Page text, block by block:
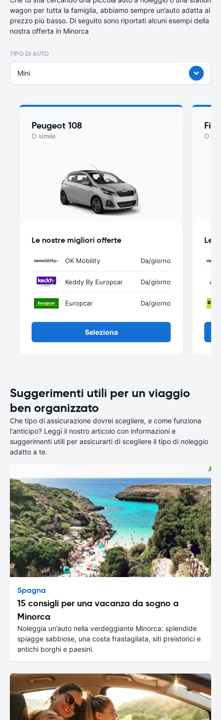
wagon per tutta la famiglia, abbiamo sempre un’auto adatta al
prezzo più basso. Di seguito sono riportati alcuni esempi della
nostra offerta in Minorca
TIPO DI AUTO
Mini
Peugeot 108
O simile
Le nostre migliori offerte
OK Mobility Da/giorno
Keddy By Europcar Da/giorno
Europcar Da/giorno
Seleziona
O
Le
Suggerimenti utili per un viaggio
ben organizzato
Che tipo di assicurazione dovrei scegliere, e come funziona
l'anticipo? Leggi il nostro articolo con informazioni e
suggerimenti utili per assicurarti di scegliere il tipo di noleggio
adatto a te.
Spagna
15 consigli per una vacanza da sogno a
Minorca
Noleggia un’auto nella verdeggiante Minorca: splendide
spiagge sabbiose, una costa frastagliata, siti preistorici e
antichi borghi e paesini.